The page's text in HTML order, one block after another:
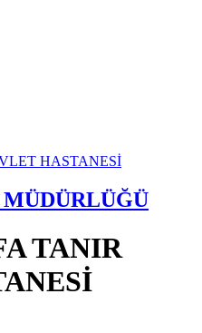
TANIR